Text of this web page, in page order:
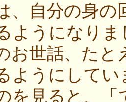
、自分の身
ようになり
お世話、た
ようにして
を見ると、